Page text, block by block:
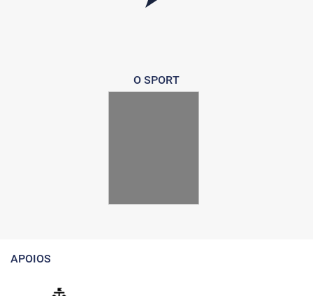
O SPORT
APOIOS